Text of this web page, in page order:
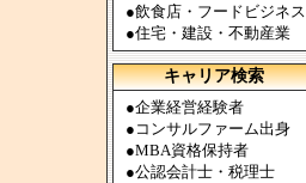
●飲食店・フードビジネス
●住宅・建設・不動産業
キャリア検索
●企業経営経験者
● コンサルファーム出身
●MBA資格保持者
●公認会計士・税理士